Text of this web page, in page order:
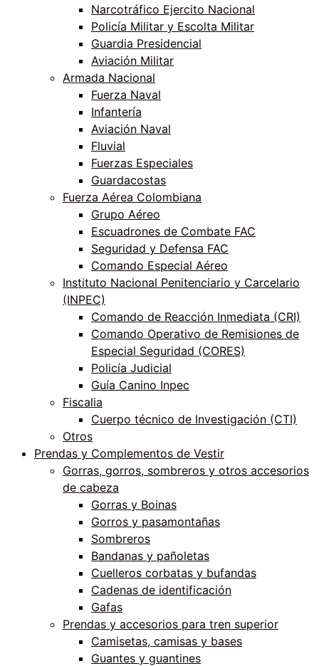
Narcotráfico Ejercito Nacional
Policía Militar y Escolta Militar
Guardia Presidencial
Aviación Militar
Armada Nacional
Fuerza Naval
Infantería
Aviación Naval
Fluvial
Fuerzas Especiales
Guardacostas
Fuerza Aérea Colombiana
Grupo Aéreo
Escuadrones de Combate FAC
Seguridad y Defensa FAC
Comando Especial Aéreo
Instituto Nacional Penitenciario y Carcelario
(INPEC)
Comando de Reacción Inmediata (CRI)
Comando Operativo de Remisiones de
Especial Seguridad (CORES)
Policía Judicial
Guía Canino Inpec
Fiscalia
Cuerpo técnico de Investigación (CTI)
Otros
Prendas y Complementos de Vestir
Gorras, gorros, sombreros y otros accesorios
de cabeza
Gorras y Boinas
Gorros y pasamontañas
Sombreros
Bandanas y pañoletas
Cuelleros corbatas y bufandas
Cadenas de identificación
Gafas
Prendas y accesorios para tren superior
Camisetas, camisas y bases
Guantes y guantines